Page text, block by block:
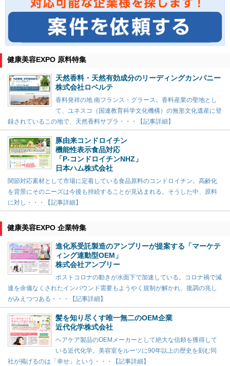
健康美容EXPO 原料特集
天然香料・天然有効成分のリーディングカンパニー
株式会社ロベルテ
香料発祥の地 南フランス・グラース。香料産業の聖地とし
て、ユネスコ（国連教育科学文化機構）の無形文化遺産に登
録されているこの地で、天然香料サプラ・・・【記事詳細】
豚由来コンドロイチン
機能性表示食品対応
「P-コンドロイチンNHZ」
日本ハム株式会社
関節対応素材として市場に定着している食品原料のコンドロイチン。高齢化
を背景にそのニーズは今後も持続することが見込まれる。そうした中、原料
に対し・・・【記事詳細】
健康美容EXPO 企業特集
進化系受託製造のアンプリーが提案する「マーケテ
ィング連動型OEM」
株式会社アンプリー
ポストコロナの動きが水面下で加速している。コロナ禍で減
速を余儀なくされたインバウンド需要もようやく規制が解かれ、復調の兆し
がみえつつある・・・【記事詳細】
髪を知り尽くす唯一無二のOEM企業
近代化学株式会社
ヘアケア製品のOEMメーカーとして絶大な信頼を獲得して
いる近代化学。美容室をルーツに90年以上の歴史を刻む同
社が掲げるのは「幸せ」という・・・【記事詳細】